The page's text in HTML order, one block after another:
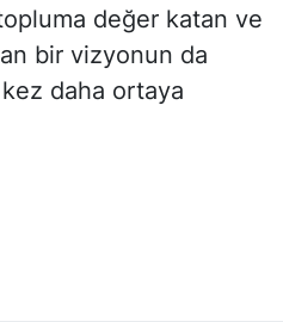
değer katan ve
bir vizyonun da
daha ortaya